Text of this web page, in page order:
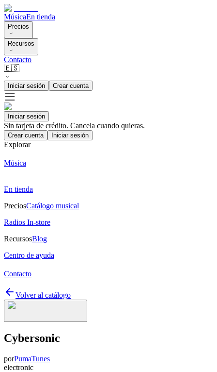
MúsicaEn tienda
Precios
Recursos
Contacto
🇪🇸
Iniciar sesión Crear cuenta
Iniciar sesión
Sin tarjeta de crédito. Cancela cuando quieras.
Crear cuenta Iniciar sesión
Explorar
Música
En tienda
PreciosCatálogo musical
Radios In-store
RecursosBlog
Centro de ayuda
Contacto
Volver al catálogo
Cybersonic
porPumaTunes
electronic